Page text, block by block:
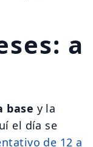
a
base y la
el día se
de 12 a